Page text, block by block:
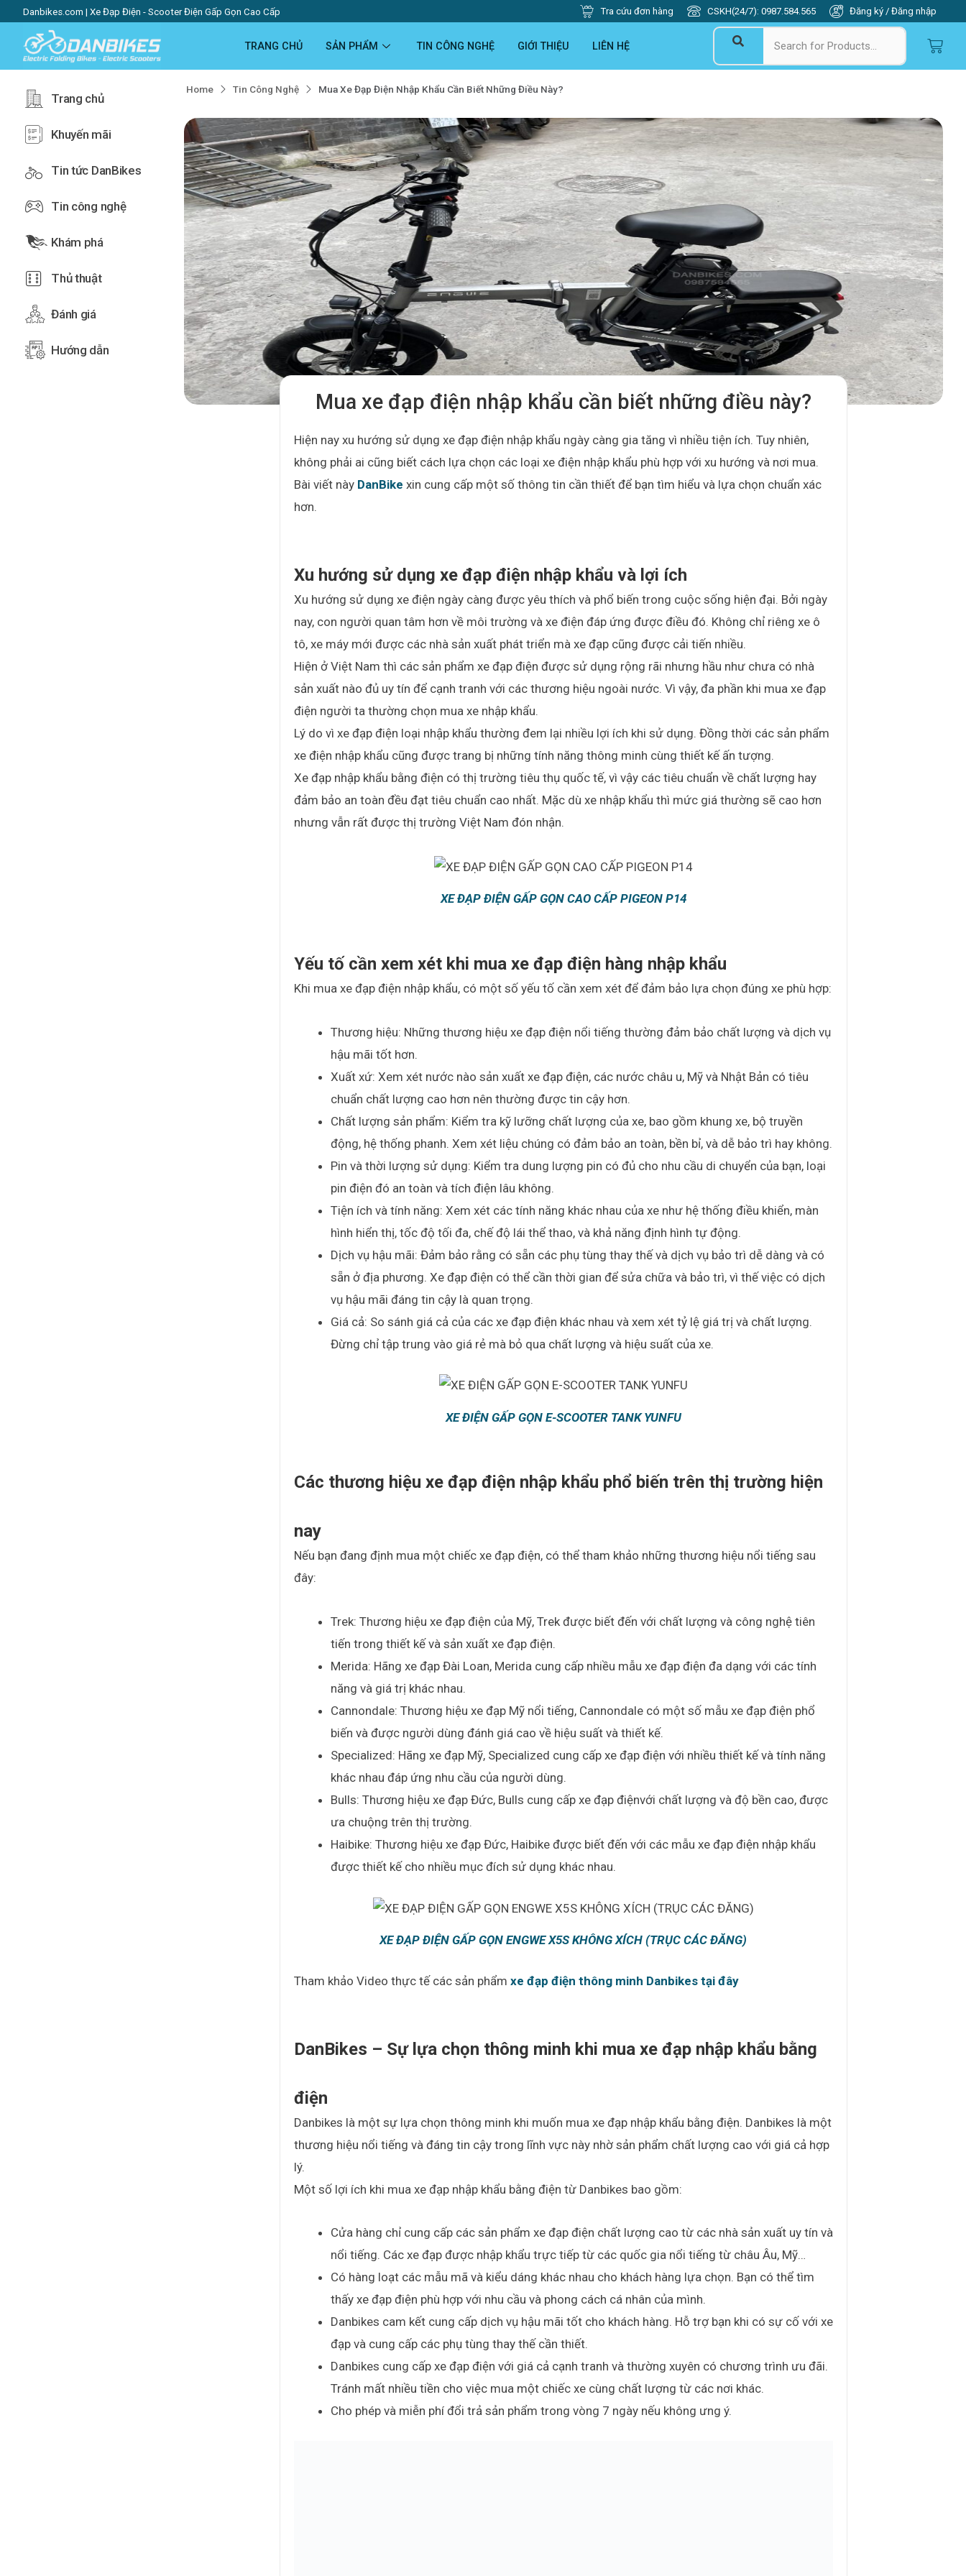
Danbikes.com | Xe Đạp Điện - Scooter Điện Gấp Gọn Cao Cấp Tra cứu đơn hàng CSKH(24/7): 0987.584.565 Đăng ký / Đăng nhập
TRANG CHỦ SẢN PHẨM TIN CÔNG NGHỆ GIỚI THIỆU LIÊN HỆ
Trang chủ
Khuyến mãi
Tin tức DanBikes
Tin công nghệ
Khám phá
Thủ thuật
Đánh giá
Hướng dẫn
Home Tin Công Nghệ Mua Xe Đạp Điện Nhập Khẩu Cần Biết Những Điều Này?
Mua xe đạp điện nhập khẩu cần biết những điều này?
Hiện nay xu hướng sử dụng xe đạp điện nhập khẩu ngày càng gia tăng vì nhiều tiện ích. Tuy nhiên,
không phải ai cũng biết cách lựa chọn các loại xe điện nhập khẩu phù hợp với xu hướng và nơi mua.
Bài viết này DanBike xin cung cấp một số thông tin cần thiết để bạn tìm hiểu và lựa chọn chuẩn xác
hơn.
Xu hướng sử dụng xe đạp điện nhập khẩu và lợi ích
Xu hướng sử dụng xe điện ngày càng được yêu thích và phổ biến trong cuộc sống hiện đại. Bởi ngày
nay, con người quan tâm hơn về môi trường và xe điện đáp ứng được điều đó. Không chỉ riêng xe ô
tô, xe máy mới được các nhà sản xuất phát triển mà xe đạp cũng được cải tiến nhiều.
Hiện ở Việt Nam thì các sản phẩm xe đạp điện được sử dụng rộng rãi nhưng hầu như chưa có nhà
sản xuất nào đủ uy tín để cạnh tranh với các thương hiệu ngoài nước. Vì vậy, đa phần khi mua xe đạp
điện người ta thường chọn mua xe nhập khẩu.
Lý do vì xe đạp điện loại nhập khẩu thường đem lại nhiều lợi ích khi sử dụng. Đồng thời các sản phẩm
xe điện nhập khẩu cũng được trang bị những tính năng thông minh cùng thiết kế ấn tượng.
Xe đạp nhập khẩu bằng điện có thị trường tiêu thụ quốc tế, vì vậy các tiêu chuẩn về chất lượng hay
đảm bảo an toàn đều đạt tiêu chuẩn cao nhất. Mặc dù xe nhập khẩu thì mức giá thường sẽ cao hơn
nhưng vẫn rất được thị trường Việt Nam đón nhận.
XE ĐẠP ĐIỆN GẤP GỌN CAO CẤP PIGEON P14
Yếu tố cần xem xét khi mua xe đạp điện hàng nhập khẩu
Khi mua xe đạp điện nhập khẩu, có một số yếu tố cần xem xét để đảm bảo lựa chọn đúng xe phù hợp:
Thương hiệu: Những thương hiệu xe đạp điện nổi tiếng thường đảm bảo chất lượng và dịch vụ
hậu mãi tốt hơn.
Xuất xứ: Xem xét nước nào sản xuất xe đạp điện, các nước châu u, Mỹ và Nhật Bản có tiêu
chuẩn chất lượng cao hơn nên thường được tin cậy hơn.
Chất lượng sản phẩm: Kiểm tra kỹ lưỡng chất lượng của xe, bao gồm khung xe, bộ truyền
động, hệ thống phanh. Xem xét liệu chúng có đảm bảo an toàn, bền bỉ, và dễ bảo trì hay không.
Pin và thời lượng sử dụng: Kiểm tra dung lượng pin có đủ cho nhu cầu di chuyển của bạn, loại
pin điện đó an toàn và tích điện lâu không.
Tiện ích và tính năng: Xem xét các tính năng khác nhau của xe như hệ thống điều khiển, màn
hình hiển thị, tốc độ tối đa, chế độ lái thể thao, và khả năng định hình tự động.
Dịch vụ hậu mãi: Đảm bảo rằng có sẵn các phụ tùng thay thế và dịch vụ bảo trì dễ dàng và có
sẵn ở địa phương. Xe đạp điện có thể cần thời gian để sửa chữa và bảo trì, vì thế việc có dịch
vụ hậu mãi đáng tin cậy là quan trọng.
Giá cả: So sánh giá cả của các xe đạp điện khác nhau và xem xét tỷ lệ giá trị và chất lượng.
Đừng chỉ tập trung vào giá rẻ mà bỏ qua chất lượng và hiệu suất của xe.
XE ĐIỆN GẤP GỌN E-SCOOTER TANK YUNFU
Các thương hiệu xe đạp điện nhập khẩu phổ biến trên thị trường hiện
nay
Nếu bạn đang định mua một chiếc xe đạp điện, có thể tham khảo những thương hiệu nổi tiếng sau
đây:
Trek: Thương hiệu xe đạp điện của Mỹ, Trek được biết đến với chất lượng và công nghệ tiên
tiến trong thiết kế và sản xuất xe đạp điện.
Merida: Hãng xe đạp Đài Loan, Merida cung cấp nhiều mẫu xe đạp điện đa dạng với các tính
năng và giá trị khác nhau.
Cannondale: Thương hiệu xe đạp Mỹ nổi tiếng, Cannondale có một số mẫu xe đạp điện phổ
biến và được người dùng đánh giá cao về hiệu suất và thiết kế.
Specialized: Hãng xe đạp Mỹ, Specialized cung cấp xe đạp điện với nhiều thiết kế và tính năng
khác nhau đáp ứng nhu cầu của người dùng.
Bulls: Thương hiệu xe đạp Đức, Bulls cung cấp xe đạp điệnvới chất lượng và độ bền cao, được
ưa chuộng trên thị trường.
Haibike: Thương hiệu xe đạp Đức, Haibike được biết đến với các mẫu xe đạp điện nhập khẩu
được thiết kế cho nhiều mục đích sử dụng khác nhau.
XE ĐẠP ĐIỆN GẤP GỌN ENGWE X5S KHÔNG XÍCH (TRỤC CÁC ĐĂNG)
Tham khảo Video thực tế các sản phẩm xe đạp điện thông minh Danbikes tại đây
DanBikes – Sự lựa chọn thông minh khi mua xe đạp nhập khẩu bằng
điện
Danbikes là một sự lựa chọn thông minh khi muốn mua xe đạp nhập khẩu bằng điện. Danbikes là một
thương hiệu nổi tiếng và đáng tin cậy trong lĩnh vực này nhờ sản phẩm chất lượng cao với giá cả hợp
lý.
Một số lợi ích khi mua xe đạp nhập khẩu bằng điện từ Danbikes bao gồm:
Cửa hàng chỉ cung cấp các sản phẩm xe đạp điện chất lượng cao từ các nhà sản xuất uy tín và
nổi tiếng. Các xe đạp được nhập khẩu trực tiếp từ các quốc gia nổi tiếng từ châu Âu, Mỹ…
Có hàng loạt các mẫu mã và kiểu dáng khác nhau cho khách hàng lựa chọn. Bạn có thể tìm
thấy xe đạp điện phù hợp với nhu cầu và phong cách cá nhân của mình.
Danbikes cam kết cung cấp dịch vụ hậu mãi tốt cho khách hàng. Hỗ trợ bạn khi có sự cố với xe
đạp và cung cấp các phụ tùng thay thế cần thiết.
Danbikes cung cấp xe đạp điện với giá cả cạnh tranh và thường xuyên có chương trình ưu đãi.
Tránh mất nhiều tiền cho việc mua một chiếc xe cùng chất lượng từ các nơi khác.
Cho phép và miễn phí đổi trả sản phẩm trong vòng 7 ngày nếu không ưng ý.